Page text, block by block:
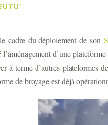
cadre du déploiement de son
l’aménagement d’une
à terme d’autres plateformes
de broyage est déjà